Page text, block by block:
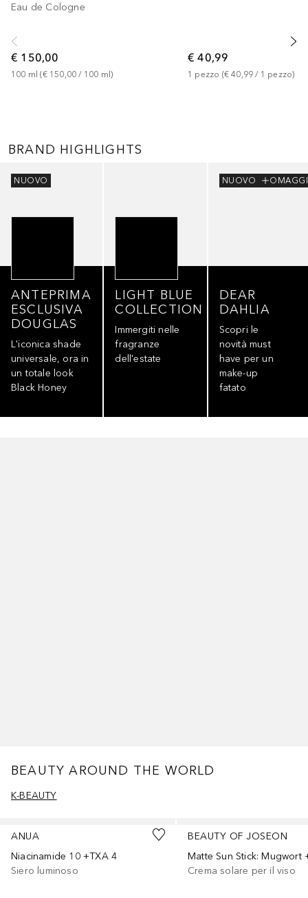
Eau de Cologne
€ 150,00
100 ml (€ 150,00 / 100 ml)
€ 40,99
1 pezzo (€ 40,99 / 1 pezzo)
BRAND HIGHLIGHTS
NUOVO
ANTEPRIMA
ESCLUSIVA
DOUGLAS
L'iconica shade
universale, ora in
un totale look
Black Honey
LIGHT BLUE
COLLECTION
Immergiti nelle
fragranze
dell'estate
NUOVO
DEAR
DAHLIA
Scopri le
novità must
have per un
make-up
fatato
BEAUTY AROUND THE WORLD
K-BEAUTY
ANUA
Niacinamide 10 +TXA 4
Siero luminoso
BEAUTY OF JOSEON
Crema solare per il viso